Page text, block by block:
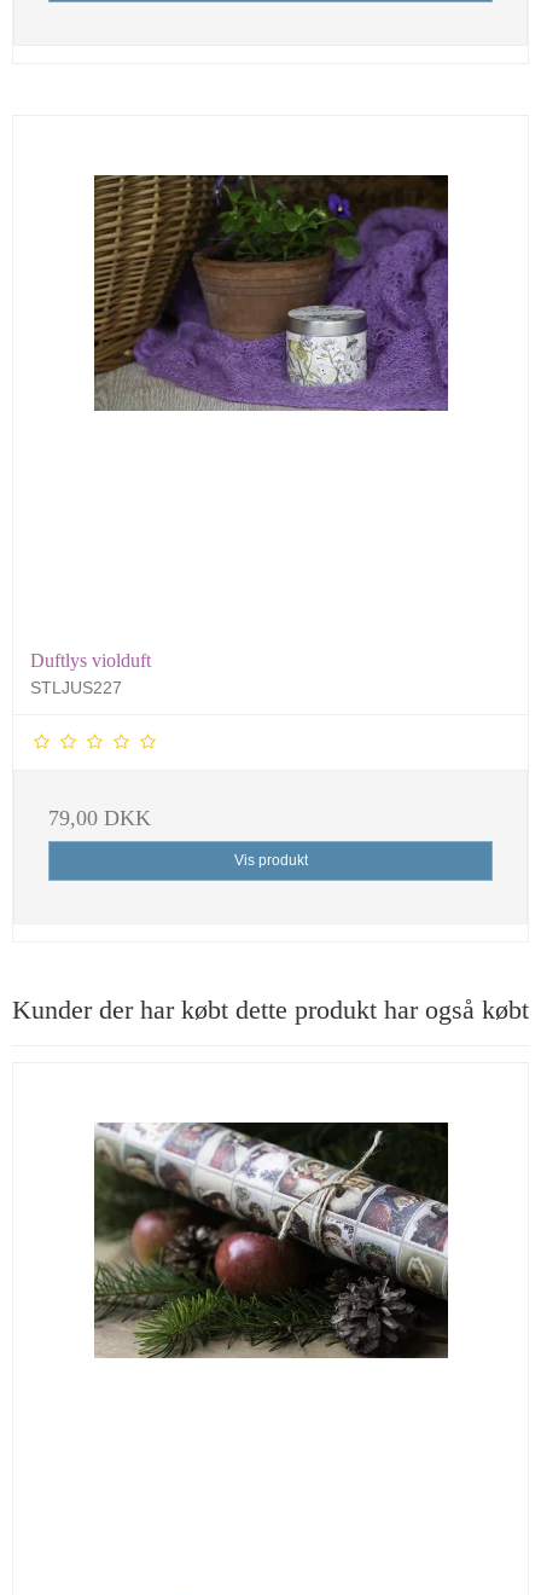
Duftlys violduft
STLJUS227
79,00 DKK
Vis produkt
Kunder der har købt dette produkt har også købt